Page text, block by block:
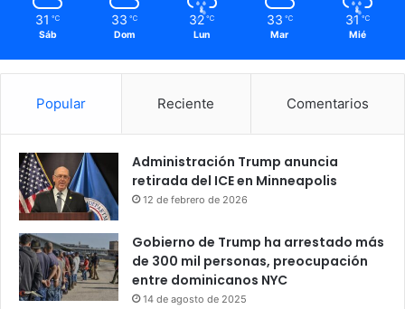
31 ℃
Sáb
33 ℃
Dom
32 ℃
Lun
33 ℃
Mar
31 ℃
Mié
Popular Reciente Comentarios
Administración Trump anuncia
retirada del ICE en Minneapolis
12 de febrero de 2026
Gobierno de Trump ha arrestado más
de 300 mil personas, preocupación
entre dominicanos NYC
14 de agosto de 2025